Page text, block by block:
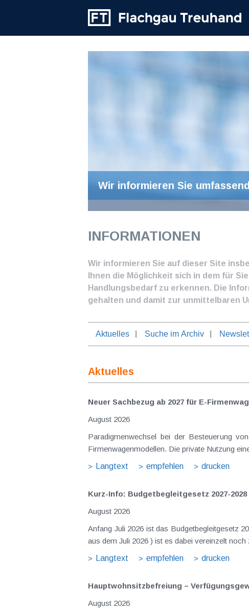
Wir informieren Sie
INFORMATIONEN
Wir informieren Sie auf dieser Site
Ihnen die Möglichkeit sich in dem für
Handlungsbedarf zu erkennen. Die
gehalten und damit zur unmittelbaren
Aktuelles Suche im Archiv
Aktuelles
Neuer Sachbezug ab 2027 für E-
August 2026
Paradigmenwechsel bei der Besteuerung von E-Dienstwagen Über Jahre hinweg galten reine
Firmenwagenmodellen. Die private Nutzung
Langtext
empfehlen drucken
Kurz-Info: Budgetbegleitgesetz 2027-
August 2026
Anfang Juli 2026 ist das Budgetbegleitgesetz
Langtext
empfehlen drucken
Hauptwohnsitz​­befreiung –
August 2026